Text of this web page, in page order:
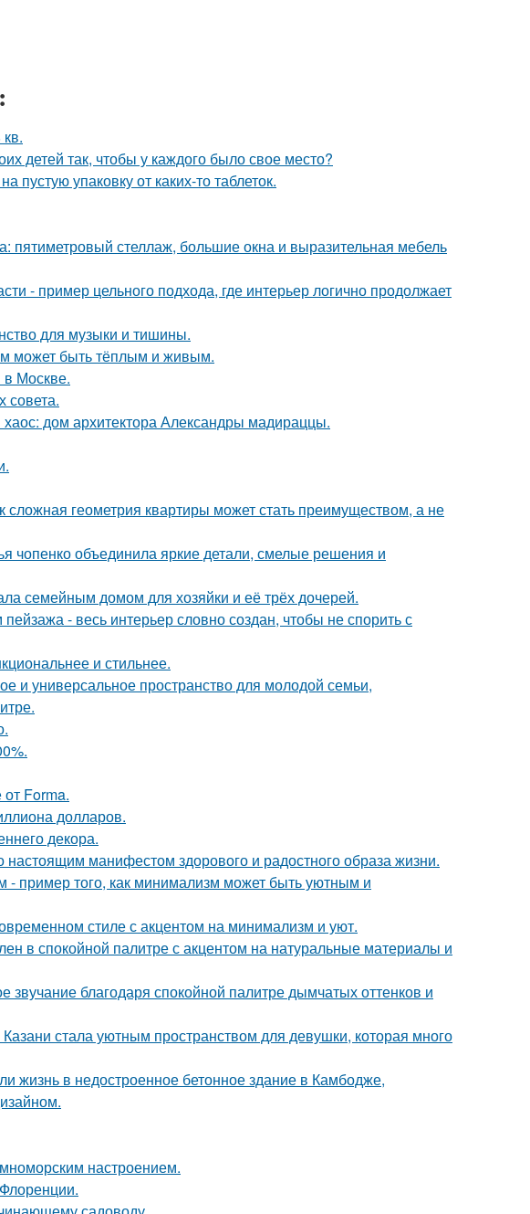
детей так, чтобы у каждого было свое место?
пустую упаковку от каких-то таблеток.
пятиметровый стеллаж, большие окна и выразительная мебель
- пример цельного подхода, где интерьер логично продолжает
для музыки и тишины.
может быть тёплым и живым.
Москве.
совета.
дом архитектора Александры мадираццы.
сложная геометрия квартиры может стать преимуществом, а не
чопенко объединила яркие детали, смелые решения и
семейным домом для хозяйки и её трёх дочерей.
- весь интерьер словно создан, чтобы не спорить с
и стильнее.
и универсальное пространство для молодой семьи,
Forma.
долларов.
декора.
настоящим манифестом здорового и радостного образа жизни.
пример того, как минимализм может быть уютным и
стиле с акцентом на минимализм и уют.
в спокойной палитре с акцентом на натуральные материалы и
благодаря спокойной палитре дымчатых оттенков и
стала уютным пространством для девушки, которая много
жизнь в недостроенное бетонное здание в Камбодже,
настроением.